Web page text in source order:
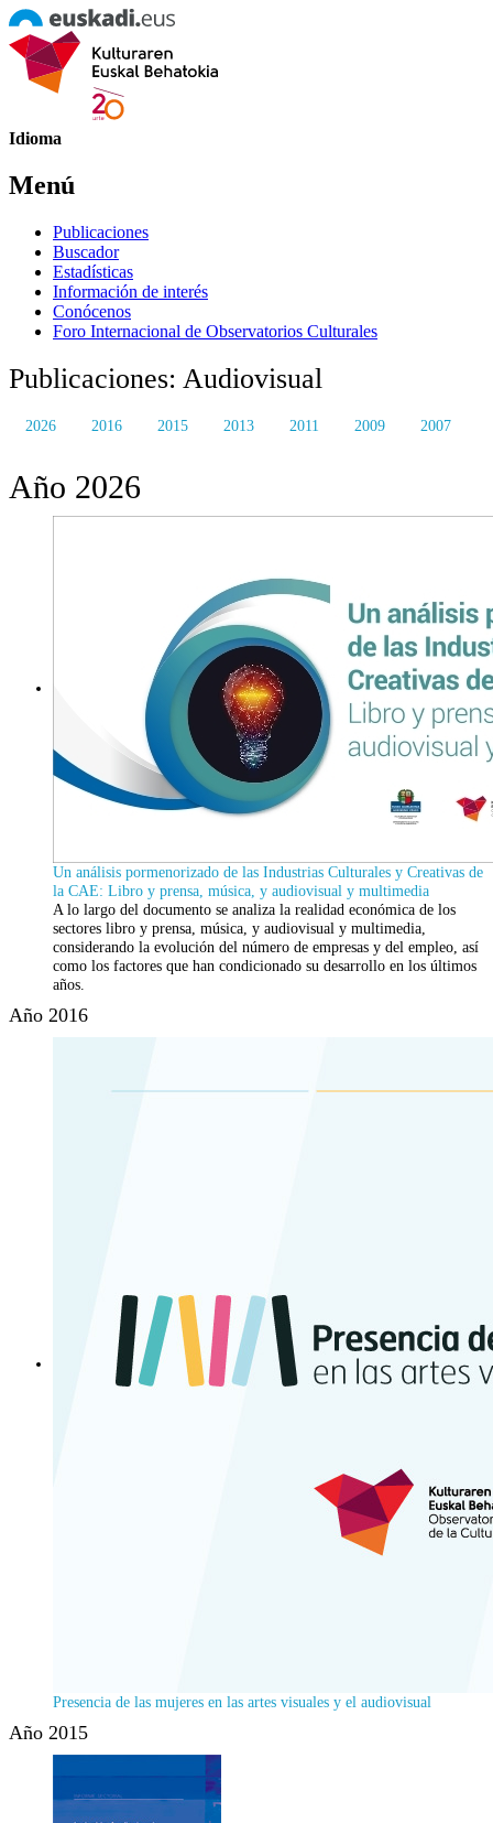
Idioma
Menú
Publicaciones
Buscador
Estadísticas
Información de interés
Conócenos
Foro Internacional de Observatorios Culturales
Publicaciones: Audiovisual
2026 2016 2015 2013 2011 2009 2007
Año 2026
Un análisis pormenorizado de las Industrias Culturales y Creativas de
la CAE: Libro y prensa, música, y audiovisual y multimedia
A lo largo del documento se analiza la realidad económica de los
sectores libro y prensa, música, y audiovisual y multimedia,
considerando la evolución del número de empresas y del empleo, así
como los factores que han condicionado su desarrollo en los últimos
años.
Año 2016
Presencia de las mujeres en las artes visuales y el audiovisual
Año 2015